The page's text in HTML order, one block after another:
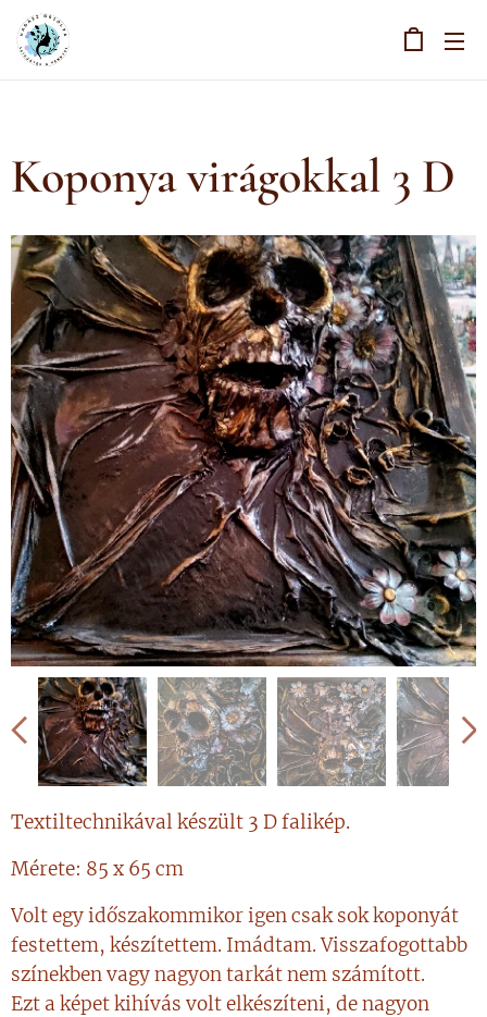
Koponya virágokkal 3 D
Textiltechnikával készült 3 D falikép.
Mérete: 85 x 65 cm
Volt egy időszakommikor igen csak sok koponyát
festettem, készítettem. Imádtam. Visszafogottabb
színekben vagy nagyon tarkát nem számított.
Ezt a képet kihívás volt elkészíteni, de nagyon